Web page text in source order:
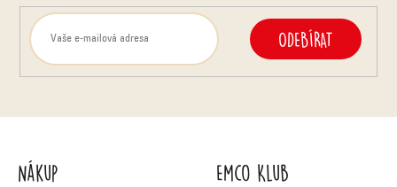
ODEBÍRAT
Nákup Emco Klub